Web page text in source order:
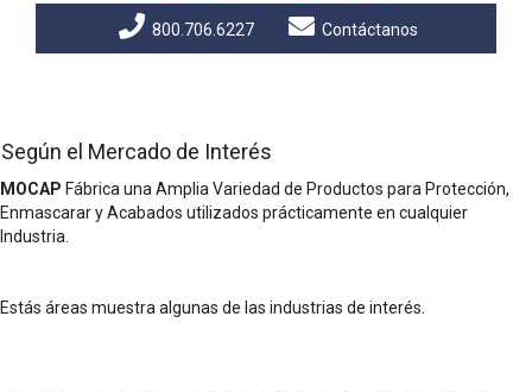
800.706.6227 Contáctanos
Según el Mercado de Interés
MOCAP Fábrica una Amplia Variedad de Productos para Protección,
Enmascarar y Acabados utilizados prácticamente en cualquier
Industria.
Estás áreas muestra algunas de las industrias de interés.